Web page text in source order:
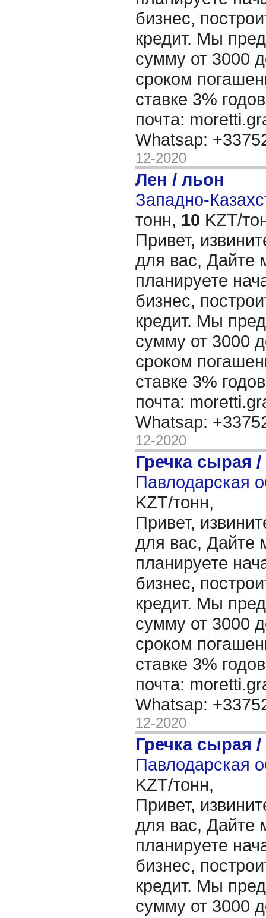
бизнес,
кредит. Мы
сумму от 3000
сроком
ставке 3%
почта:
Whatsap:
12-2020
Лен / льон
Западно-
тонн, 10 KZT/
Привет,
для вас, Дайте
планируете
бизнес,
кредит. Мы
сумму от 3000
сроком
ставке 3%
почта:
Whatsap:
12-2020
Гречка сырая /
Павлодарская
KZT/тонн,
Привет,
для вас, Дайте
планируете
бизнес,
кредит. Мы
сумму от 3000
сроком
ставке 3%
почта:
Whatsap:
12-2020
Гречка сырая /
Павлодарская
KZT/тонн,
Привет,
для вас, Дайте
планируете
бизнес,
кредит. Мы
сумму от 3000